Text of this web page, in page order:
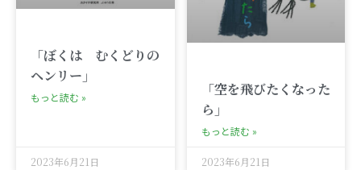
「ぼくは むくどりの
ヘンリー」
もっと読む »
2023年6月21日
「空を飛びたくなった
ら」
もっと読む »
2023年6月21日